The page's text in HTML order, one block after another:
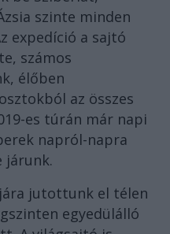
szinte minden
expedíció a sajtó
számos
élőben
az összes
es túrán már napi
napról-napra
járunk.
jutottunk el télen
egyedülálló